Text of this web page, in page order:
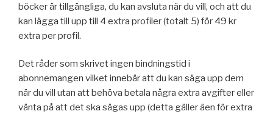
böcker är tillgängliga, du kan avsluta när du vill, och att du
kan lägga till upp till 4 extra profiler (totalt 5) för 49 kr
extra per profil.
Det råder som skrivet ingen bindningstid i
abonnemangen vilket innebär att du kan säga upp dem
när du vill utan att behöva betala några extra avgifter eller
vänta på att det ska sägas upp (detta gäller äen för extra